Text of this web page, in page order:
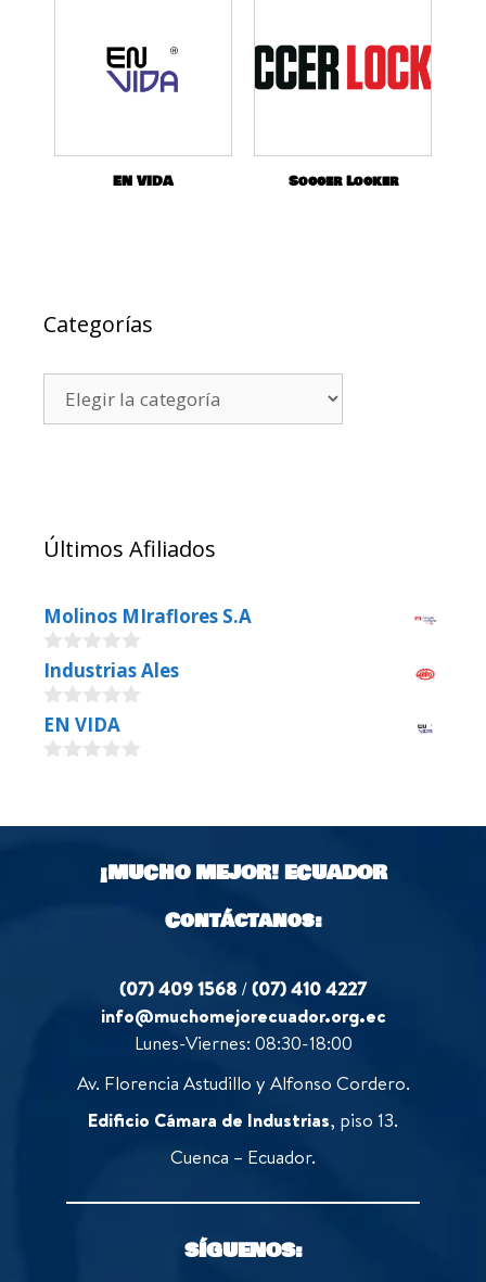
EN VIDA Soccer Locker
Categorías
Últimos Afiliados
Molinos MIraflores S.A
0
o
u
t
o
f
Industrias Ales
0
o
u
5
EN VIDA
t
¡MUCHO MEJOR!ECUADOR
Contáctanos:
(07) 409 1568 /(07) 410 4227
info@muchomejorecuador.org.ec
Lunes-Viernes: 08:30-18:00
Av. Florencia Astudillo y Alfonso Cordero.
Edificio Cámara de Industrias, piso 13.
Cuenca – Ecuador.
SÍGUENOS: